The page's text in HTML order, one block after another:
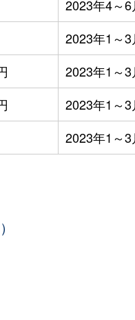
2023年4～6
2023年1～3
2023年1～3
2023年1～3
2023年1～3